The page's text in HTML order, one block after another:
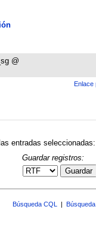
@
Enlace
entradas seleccionadas:
Guardar registros:
Guardar
Búsqueda CQL